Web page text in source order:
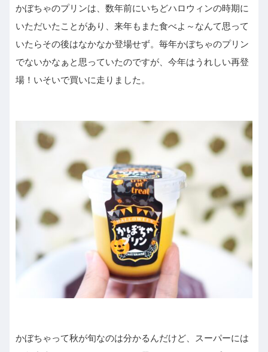
かぼちゃのプリンは、数年前にいちどハロウィンの時期に
いただいたことがあり、来年もまた食べよ～なんて思って
いたらその後はなかなか登場せず。毎年かぼちゃのプリン
でないかなぁと思っていたのですが、今年はうれしい再登
場！いそいで買いに走りました。
かぼちゃって秋が旬なのは分かるんだけど、スーパーには